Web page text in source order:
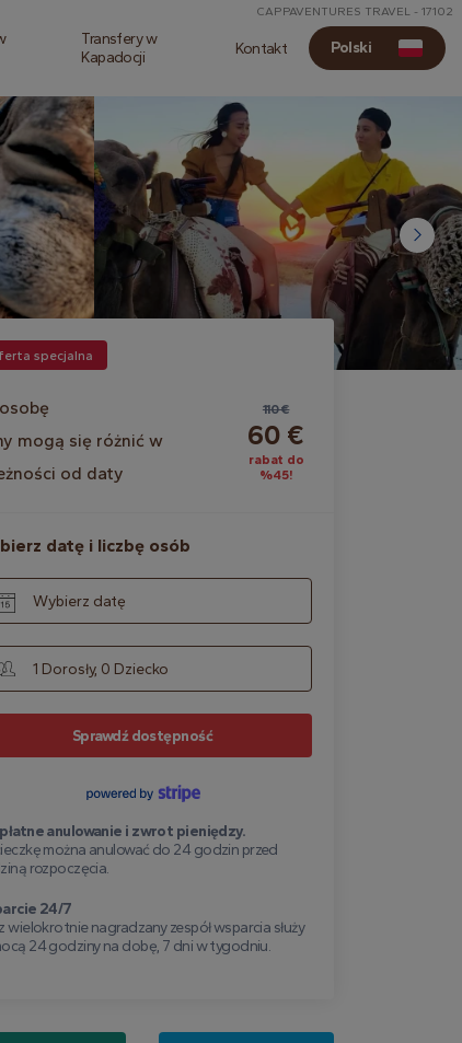
CAPPAVENTURES TRAVEL - 17102
Transfery w
Kapadocji
Kontakt Polski
specjalna
mogą się różnić w
od daty
110 €
60 €
rabat do
%45!
datę i liczbę osób
Wybierz datę
1 Dorosły, 0 Dziecko
Sprawdź dostępność
anulowanie i zwrot pieniędzy.
można anulować do 24 godzin przed
rozpoczęcia.
24/7
wielokrotnie nagradzany zespół wsparcia służy
24 godziny na dobę, 7 dni w tygodniu.